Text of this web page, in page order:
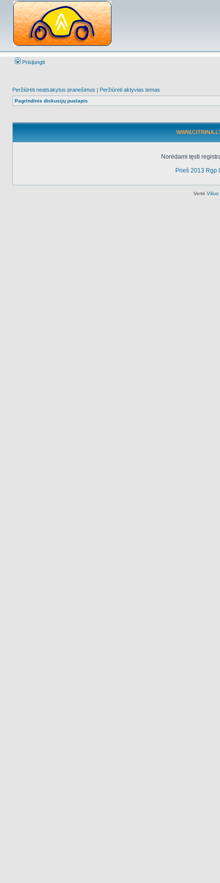
Prisijungti
Peržiūrėti neatsakytus pranešimus | Peržiūrėti aktyvias temas
Pagrindinis diskusijų puslapis
Norėdami tęsti
Prieš 2013 Rgp
Vertė Vilius